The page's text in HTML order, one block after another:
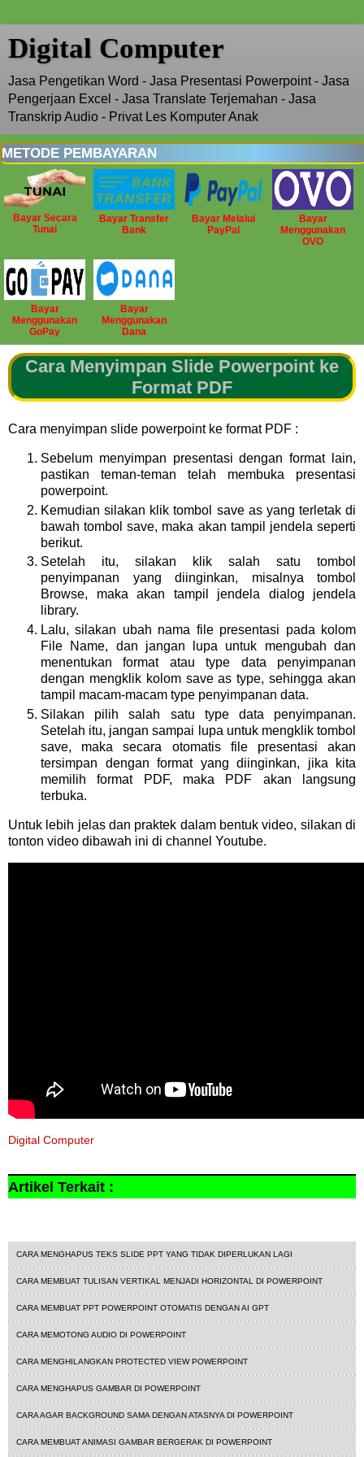
Digital Computer
Jasa Pengetikan Word - Jasa Presentasi Powerpoint - Jasa
Pengerjaan Excel - Jasa Translate Terjemahan - Jasa
Transkrip Audio - Privat Les Komputer Anak
METODE PEMBAYARAN
Bayar Secara
Tunai
Bayar Transfer
Bank
Bayar Melalui
PayPal
Bayar
Menggunakan
OVO
Bayar
Menggunakan
GoPay
Bayar
Menggunakan
Dana
Cara Menyimpan Slide Powerpoint ke
Format PDF
Cara menyimpan slide powerpoint ke format PDF :
Sebelum menyimpan presentasi dengan format lain,
pastikan teman-teman telah membuka presentasi
powerpoint.
Kemudian silakan klik tombol save as yang terletak di
bawah tombol save, maka akan tampil jendela seperti
berikut.
Setelah itu, silakan klik salah satu tombol
penyimpanan yang diinginkan, misalnya tombol
Browse, maka akan tampil jendela dialog jendela
library.
Lalu, silakan ubah nama file presentasi pada kolom
File Name, dan jangan lupa untuk mengubah dan
menentukan format atau type data penyimpanan
dengan mengklik kolom save as type, sehingga akan
tampil macam-macam type penyimpanan data.
Silakan pilih salah satu type data penyimpanan.
Setelah itu, jangan sampai lupa untuk mengklik tombol
save, maka secara otomatis file presentasi akan
tersimpan dengan format yang diinginkan, jika kita
memilih format PDF, maka PDF akan langsung
terbuka.
Untuk lebih jelas dan praktek dalam bentuk video, silakan di
tonton video dibawah ini di channel Youtube.
Digital Computer
Artikel Terkait :
CARA MENGHAPUS TEKS SLIDE PPT YANG TIDAK DIPERLUKAN LAGI
CARA MEMBUAT TULISAN VERTIKAL MENJADI HORIZONTAL DI POWERPOINT
CARA MEMBUAT PPT POWERPOINT OTOMATIS DENGAN AI GPT
CARA MEMOTONG AUDIO DI POWERPOINT
CARA MENGHILANGKAN PROTECTED VIEW POWERPOINT
CARA MENGHAPUS GAMBAR DI POWERPOINT
CARA AGAR BACKGROUND SAMA DENGAN ATASNYA DI POWERPOINT
CARA MEMBUAT ANIMASI GAMBAR BERGERAK DI POWERPOINT